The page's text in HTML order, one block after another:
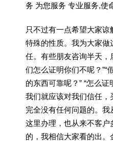
务 为您服务 专业服务,使
只不过有一点希望大家
特殊的性质。我为大家
任。有些朋友咨询半天，
们怎么证明你们不呢？”“
的东西可靠呢？” “怎么
我们就应该对我们信任
完全没有任何问题的。
这里办理，也从来不客
的，我相信大家看的出。